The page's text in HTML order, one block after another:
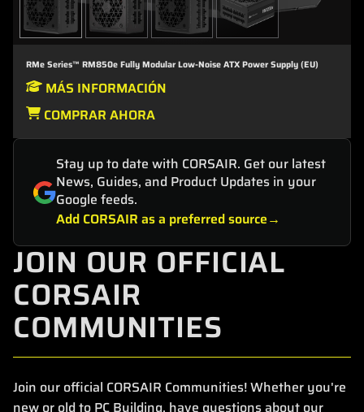
RMe Series™ RM850e Fully Modular Low-Noise ATX Power Supply (EU)
MÁS INFORMACIÓN
COMPRAR AHORA
Stay up to date with CORSAIR. Get our latest
News, Guides, and Product Updates in your
Google feeds.
Add CORSAIR as a preferred source
JOIN OUR OFFICIAL
CORSAIR
COMMUNITIES
Join our official CORSAIR Communities! Whether you're
new or old to PC Building, have questions about our